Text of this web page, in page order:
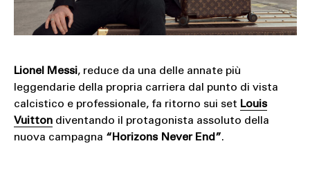
Lionel Messi, reduce da una delle annate più
leggendarie della propria carriera dal punto di vista
calcistico e professionale, fa ritorno sui set Louis
Vuittondiventando il protagonista assoluto della
nuova campagna “Horizons Never End”.